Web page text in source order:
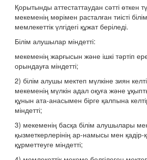
Қорытынды аттестаттаудан сәтті өткен
мекеменің мөрімен расталған тиісті
мемлекеттік үлгідегі құжат беріледі.
Білім алушылар міндетті:
мекеменің жарғысын және ішкі тәртіп
орындауға міндетті;
2) білім алушы мектеп мүлкіне зиян
мекеменің мүлкін адал оқуға және
құнын ата-анасымен бірге қалпына
міндетті;
3) мекеменің басқа білім алушылары
қызметкерлерінің ар-намысы мен қадір-
құрметтеуге міндетті;